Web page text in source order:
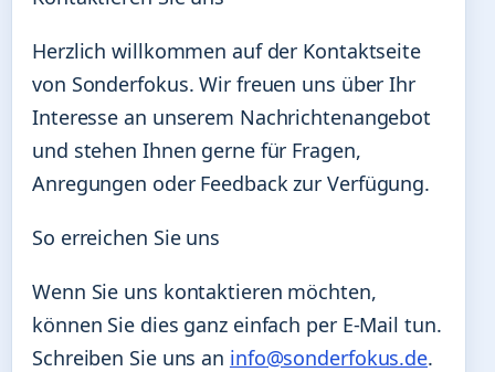
Herzlich willkommen auf der Kontaktseite
von Sonderfokus. Wir freuen uns über Ihr
Interesse an unserem Nachrichtenangebot
und stehen Ihnen gerne für Fragen,
Anregungen oder Feedback zur Verfügung.
So erreichen Sie uns
Wenn Sie uns kontaktieren möchten,
können Sie dies ganz einfach per E-Mail tun.
Schreiben Sie uns an info@sonderfokus.de.